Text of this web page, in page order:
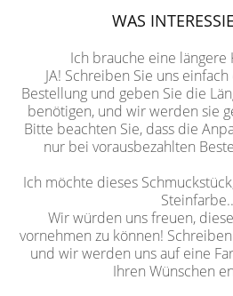
WAS
Ich brauche eine längere
JA! Schreiben Sie uns
Bestellung und geben Sie die
benötigen, und wir werden sie
Bitte beachten Sie, dass die
nur bei vorausbezahlten
Ich möchte dieses
Wir würden uns freuen,
vornehmen zu können!
und wir werden uns auf eine
Ihren Wünschen